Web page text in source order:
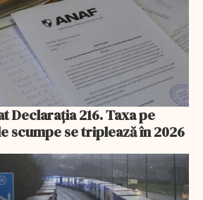
Declarația 216. Taxa pe
scumpe se triplează în 2026